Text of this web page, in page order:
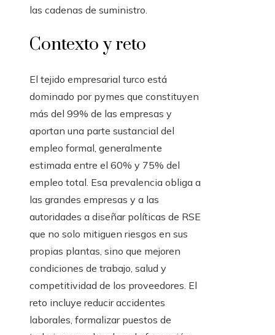
las cadenas de suministro.
Contexto y reto
El tejido empresarial turco está
dominado por pymes que constituyen
más del 99% de las empresas y
aportan una parte sustancial del
empleo formal, generalmente
estimada entre el 60% y 75% del
empleo total. Esa prevalencia obliga a
las grandes empresas y a las
autoridades a diseñar políticas de RSE
que no solo mitiguen riesgos en sus
propias plantas, sino que mejoren
condiciones de trabajo, salud y
competitividad de los proveedores. El
reto incluye reducir accidentes
laborales, formalizar puestos de